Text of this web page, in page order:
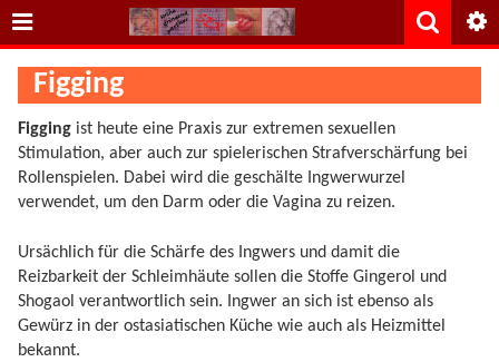
Figging
Figging ist heute eine Praxis zur extremen sexuellen
Stimulation, aber auch zur spielerischen Strafverschärfung bei
Rollenspielen. Dabei wird die geschälte Ingwerwurzel
verwendet, um den Darm oder die Vagina zu reizen.
Ursächlich für die Schärfe des Ingwers und damit die
Reizbarkeit der Schleimhäute sollen die Stoffe Gingerol und
Shogaol verantwortlich sein. Ingwer an sich ist ebenso als
Gewürz in der ostasiatischen Küche wie auch als Heizmittel
bekannt.